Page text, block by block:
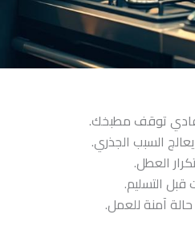
السبب الجذري.
العطل.
قبل التسليم.
آمنة للعمل.